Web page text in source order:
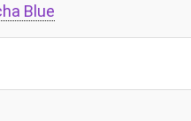
Blue